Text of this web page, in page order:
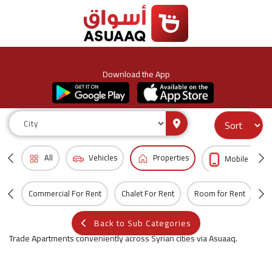
Download the App
All Vehicles Properties Mobile &
Commercial For Rent Chalet For Rent Room for Rent
Back to Sub Categories
Trade Apartments conveniently across Syrian cities via Asuaaq.